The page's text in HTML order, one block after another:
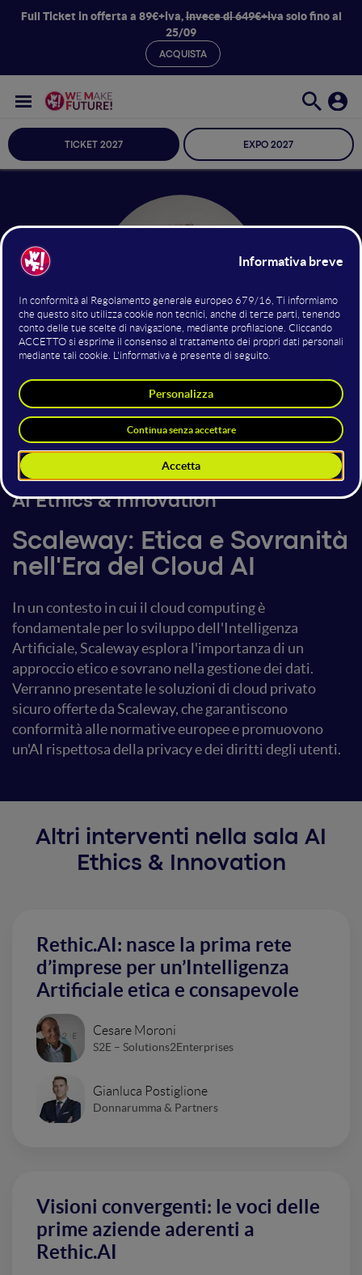
Full Ticket in offerta a 89€+iva,invece di 649€+ivasolo fino al
25/09
ACQUISTA
TICKET 2027 EXPO 2027
Account Executive Italia / AI and
Public Cloud
Scaleway
4 giugno 202516:30 - 17:00
AI Ethics & Innovation
Scaleway: Etica e Sovranità
nell'Era del Cloud AI
In un contesto in cui il cloud computing è
fondamentale per lo sviluppo dell'Intelligenza
Artificiale, Scaleway esplora l'importanza di un
approccio etico e sovrano nella gestione dei dati.
Verranno presentate le soluzioni di cloud privato
sicuro offerte da Scaleway, che garantiscono
conformità alle normative europee e promuovono
un'AI rispettosa della privacy e dei diritti degli utenti.
Altri interventi nella sala AI
Ethics & Innovation
Rethic.AI: nasce la prima rete
d’imprese per un’Intelligenza
Artificiale etica e consapevole
Cesare Moroni
S2E – Solutions2Enterprises
Gianluca Postiglione
Donnarumma & Partners
Visioni convergenti: le voci delle
prime aziende aderenti a
Rethic.AI